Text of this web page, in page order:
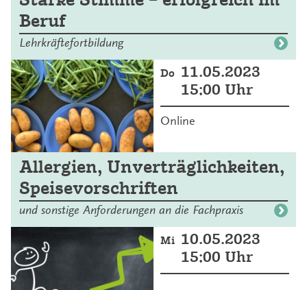
Beruf
Lehrkräftefortbildung
Do 11.05.2023
15:00 Uhr
Online
Allergien, Unverträglichkeiten,
Speisevorschriften
und sonstige Anforderungen an die Fachpraxis
Mi 10.05.2023
15:00 Uhr